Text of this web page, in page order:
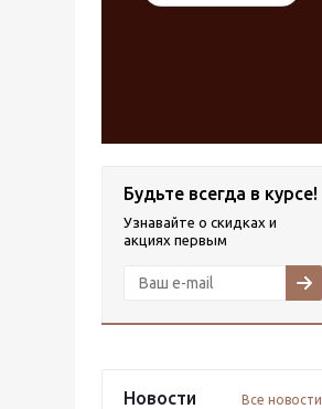
Будьте всегда в курсе!
Узнавайте о скидках и
акциях первым
Новости Все новости